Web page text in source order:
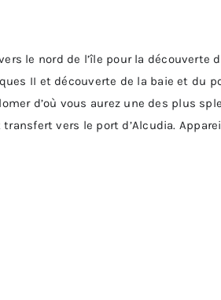
le nord de l’île pour la découverte
II et découverte de la baie et du
d’où vous aurez une des plus
vers le port d’Alcudia.